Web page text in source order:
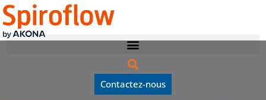
Contactez-nous